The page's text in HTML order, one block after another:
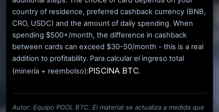
country of residence, preferred cashback currency (BNB,
CRO, USDC) and the amount of daily spending. When
spending $500+/month, the difference in cashback
between cards can exceed $30-50/month - this is a real
addition to profitability. Para calcular el ingreso total
(minería + reembolso):PISCINA BTC.
Autor: Equipo POOL BTC. El material se actualiza a medida que